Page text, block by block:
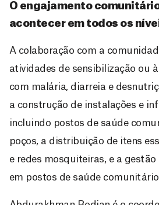
O engajamento
acontecer em todos os
A colaboração com a
atividades de sensibilização ou
com malária, diarreia e
a construção de instalações e
incluindo postos de saúde
poços, a distribuição de itens
e redes mosquiteiras, e a
em postos de saúde